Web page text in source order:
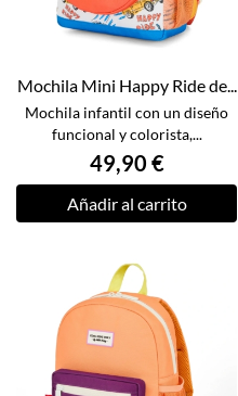
Mochila Mini Happy Ride de...
Mochila infantil con un diseño
funcional y colorista,...
49,90 €
Añadir al carrito